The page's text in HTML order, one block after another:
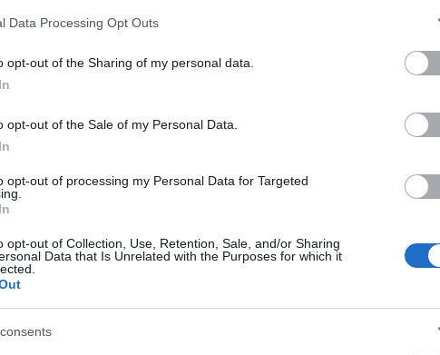
Data Processing Opt Outs
opt-out of the Sharing of my personal data.
opt-out of the Sale of my Personal Data.
opt-out of processing my Personal Data for Targeted
opt-out of Collection, Use, Retention, Sale, and/or Sharing
Data that Is Unrelated with the Purposes for which it
Egyesült Államok Hadserege nukleáris
A becslések szerint 400.000 csapat
tesztelésben. Több mint négy évtizedes
utolsó túlélője megosztotta az 1950-es
tapasztalatait.
Years. Now, They're Talking.>>